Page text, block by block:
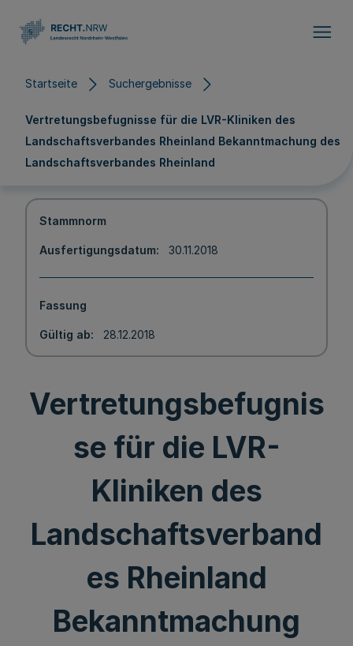
Startseite Suchergebnisse
Vertretungsbefugnisse für die LVR-Kliniken des
Landschaftsverbandes Rheinland Bekanntmachung des
Landschaftsverbandes Rheinland
Stammnorm
Ausfertigungsdatum 30.11.2018
Fassung
Gültig ab 28.12.2018
Vertretungsbefugnis
se für die LVR-
Kliniken des
Landschaftsverband
es Rheinland
Bekanntmachung